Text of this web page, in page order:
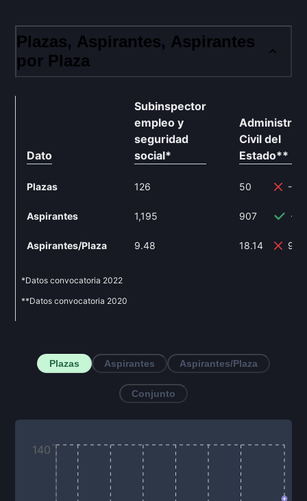
Plazas, Aspirantes, Aspirantes
por Plaza
Dato
Subinspector
empleo y
seguridad
social*
Plazas 126
Aspirantes 1,195
Aspirantes/Plaza 9.48
Civil del
Estado**
50 -
907 -
18.14
*Datos convocatoria 2022
**Datos convocatoria 2020
Plazas Aspirantes Aspirantes/Plaza
Conjunto
140